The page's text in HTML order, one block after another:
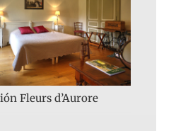
Fleurs d’Aurore